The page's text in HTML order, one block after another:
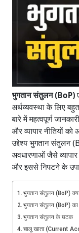
भुगतान संतुलन (BoP)
अर्थव्यवस्था के लिए
बारे में महत्वपूर्ण
और व्यापार नीतियों
उद्देश्य भुगतान संतुलन
अवधारणाओं जैसे
और इससे निपटने के
भुगतान संतुलन (BoP)
भुगतान संतुलन (BoP) का
भुगतान संतुलन के घटक
चालू खाता (Current